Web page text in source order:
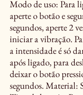
Modo de uso: Para
aperte o botão e
segundos, aperte 2
iniciar a vibração.
a intensidade é só
após ligado, para
deixar o botão
segundos. Material: